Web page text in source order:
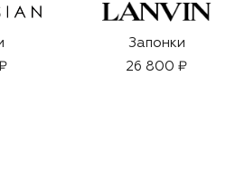
Запонки
26 800 ₽